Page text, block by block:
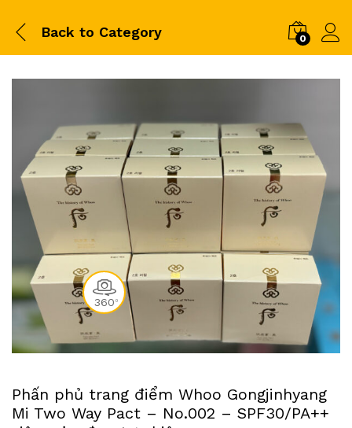
Back to Category 0
360 0
Phấn phủ trang điểm Whoo Gongjinhyang
Mi Two Way Pact – No.002 – SPF30/PA++